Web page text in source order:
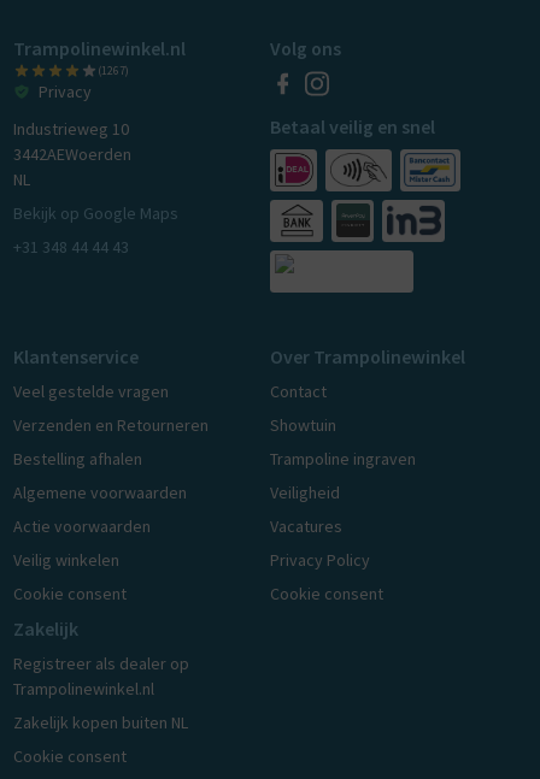
Trampolinewinkel.nl
(1267)
Privacy
Industrieweg 10
3442AEWoerden
NL
Bekijk op Google Maps
+31 348 44 44 43
Volg ons
Betaal veilig en snel
Klantenservice
Veel gestelde vragen
Verzenden en Retourneren
Bestelling afhalen
Algemene voorwaarden
Actie voorwaarden
Veilig winkelen
Cookie consent
Over Trampolinewinkel
Contact
Showtuin
Trampoline ingraven
Veiligheid
Vacatures
Privacy Policy
Cookie consent
Zakelijk
Registreer als dealer op
Trampolinewinkel.nl
Zakelijk kopen buiten NL
Cookie consent